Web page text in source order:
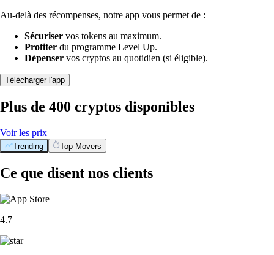
Au-delà des récompenses, notre app vous permet de :
Sécuriser vos tokens au maximum.
Profiter du programme Level Up.
Dépenser vos cryptos au quotidien (si éligible).
Télécharger l'app
Plus de 400 cryptos disponibles
Voir les prix
Trending Top Movers
Ce que disent nos clients
4.7